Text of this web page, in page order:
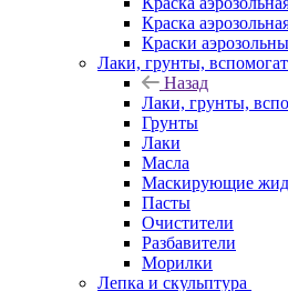
Краска
Краски
Лаки, грунты,
Назад
Лаки, грунты,
Грунты
Лаки
Масла
Маскирующие
Пасты
Очистители
Разбавители
Морилки
Лепка и скульптура